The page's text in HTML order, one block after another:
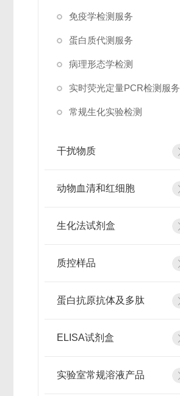
免疫学检测服务
蛋白质代测服务
病理形态学检测
实时荧光定量PCR检测服务
常规生化实验检测
干扰物质
动物血清和红细胞
生化法试剂盒
质控样品
蛋白抗原抗体及多肽
ELISA试剂盒
实验室常规溶液产品